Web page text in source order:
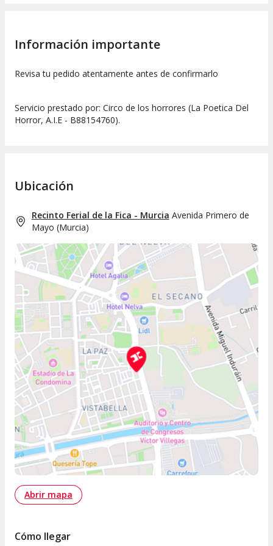
Información importante
Revisa tu pedido atentamente antes de confirmarlo
Servicio prestado por: Circo de los horrores (La Poetica Del
Horror, A.I.E - B88154760).
Ubicación
Recinto Ferial de la Fica - Murcia Avenida Primero de
Mayo (Murcia)
Abrir mapa
Cómo llegar